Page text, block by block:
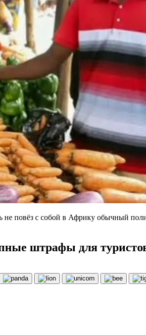
не повёз с собой в Африку обычный
штрафы для